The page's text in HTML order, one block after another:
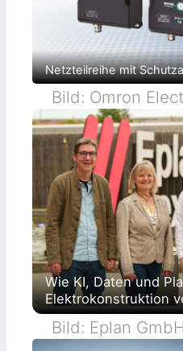
Netzteilreihe mit
Bild: Omron
Wie KI, Daten und
Elektrokonstruktion
Bild: Eplan